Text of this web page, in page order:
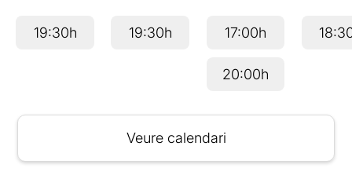
19:30h 19:30h 17:00h
20:00h
Veure calendari